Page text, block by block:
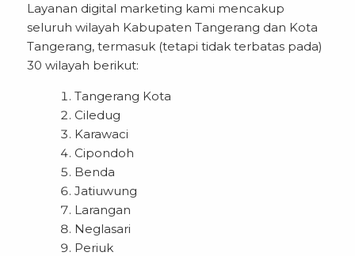
Layanan digital marketing kami mencakup
seluruh wilayah Kabupaten Tangerang dan Kota
Tangerang, termasuk (tetapi tidak terbatas pada)
30 wilayah berikut:
Tangerang Kota
Ciledug
Karawaci
Cipondoh
Benda
Jatiuwung
Larangan
Neglasari
Periuk